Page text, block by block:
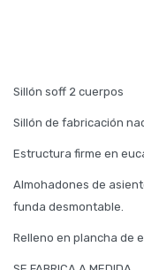
Sillón soff 2 cuerpos
Sillón de fabricación
Estructura firme en
Almohadones de
funda desmontable.
Relleno en plancha de